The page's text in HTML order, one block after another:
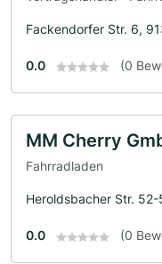
Fackendorfer Str. 6,
0.0 (0
MM Cherry
Fahrradladen
Heroldsbacher Str.
0.0 (0